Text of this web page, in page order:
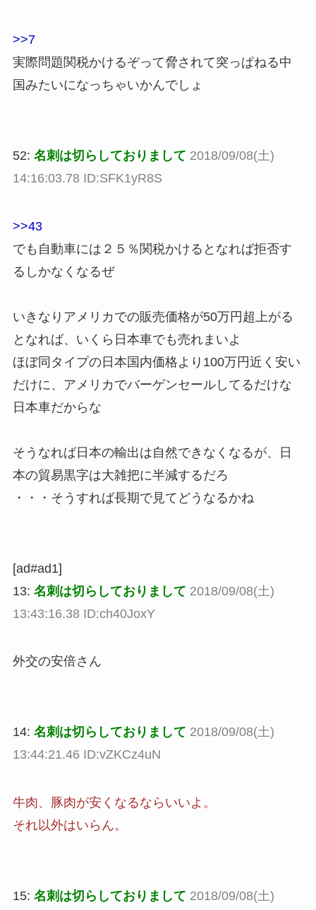
>>7
実際問題関税かけるぞって脅されて突っぱねる中
国みたいになっちゃいかんでしょ
52: 名刺は切らしておりまして 2018/09/08(土)
14:16:03.78 ID:SFK1yR8S
>>43
でも自動車には２５％関税かけるとなれば拒否す
るしかなくなるぜ
いきなりアメリカでの販売価格が50万円超上がる
となれば、いくら日本車でも売れまいよ
ほぼ同タイプの日本国内価格より100万円近く安い
だけに、アメリカでバーゲンセールしてるだけな
日本車だからな
そうなれば日本の輸出は自然できなくなるが、日
本の貿易黒字は大雑把に半減するだろ
・・・そうすれば長期で見てどうなるかね
[ad#ad1]
13: 名刺は切らしておりまして 2018/09/08(土)
13:43:16.38 ID:ch40JoxY
外交の安倍さん
14: 名刺は切らしておりまして 2018/09/08(土)
13:44:21.46 ID:vZKCz4uN
牛肉、豚肉が安くなるならいいよ。
それ以外はいらん。
15: 名刺は切らしておりまして 2018/09/08(土)